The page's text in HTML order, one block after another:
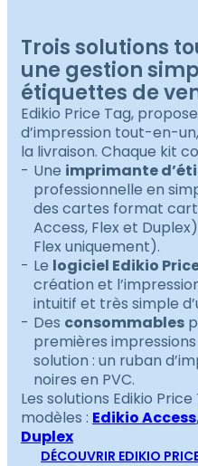
Trois solutions
une gestion
étiquettes de
Edikio Price Tag,
d’impression tout-en-
la livraison. Chaque kit
Une imprimante
professionnelle en
des cartes format
Access, Flex et
Flex uniquement).
Le logiciel Edikio
création et
intuitif et très simple
Des consommables
premières
solution : un ruban
noires en PVC.
Les solutions Edikio
modèles : Edikio Access
Duplex
DÉCOUVRIR EDIKIO